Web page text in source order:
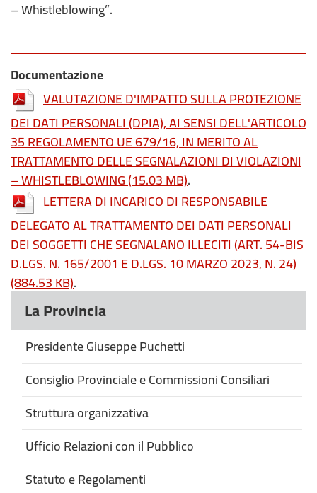
– Whistleblowing”.
Documentazione
VALUTAZIONE D'IMPATTO SULLA PROTEZIONE
DEI DATI PERSONALI (DPIA), AI SENSI DELL'ARTICOLO
35 REGOLAMENTO UE 679/16, IN MERITO AL
TRATTAMENTO DELLE SEGNALAZIONI DI VIOLAZIONI
– WHISTLEBLOWING(15.03 MB).
LETTERA DI INCARICO DI RESPONSABILE
DELEGATO AL TRATTAMENTO DEI DATI PERSONALI
DEI SOGGETTI CHE SEGNALANO ILLECITI (ART. 54-BIS
D.LGS. N. 165/2001 E D.LGS. 10 MARZO 2023, N. 24)
(884.53 KB).
La Provincia
Presidente Giuseppe Puchetti
Consiglio Provinciale e Commissioni Consiliari
Struttura organizzativa
Ufficio Relazioni con il Pubblico
Statuto e Regolamenti